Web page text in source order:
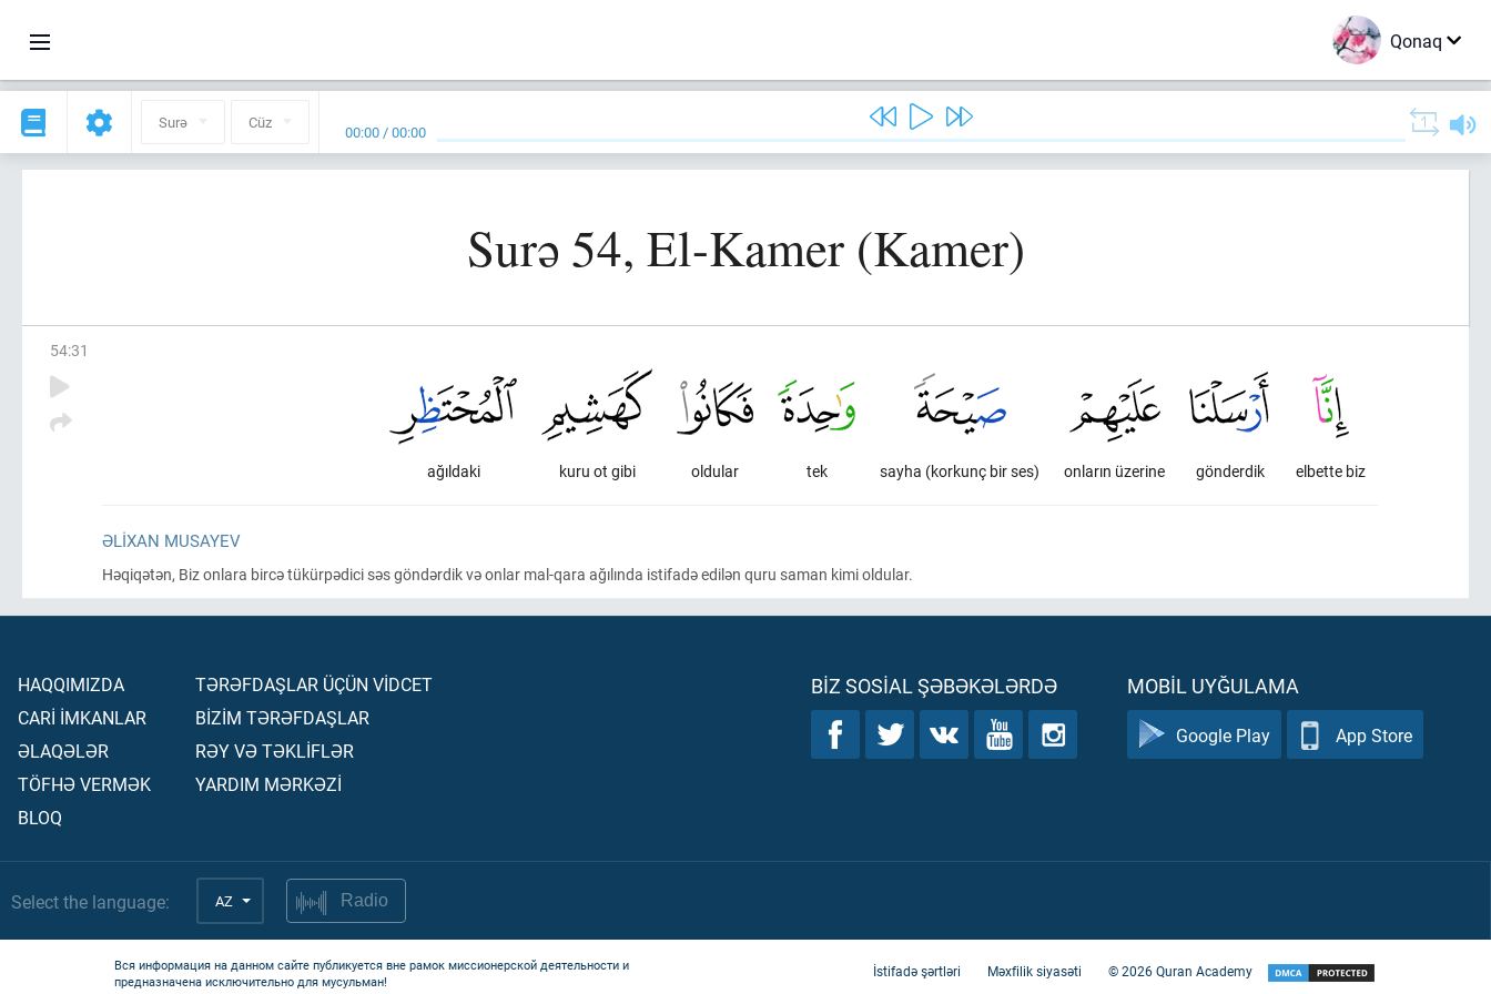
Qonaq
Surə Cüz 00:00 /00:00
Surə 54, El-Kamer (Kamer)
54:31
elbette biz
gönderdik
onların üzerine
sayha (korkunç bir ses)
tek
oldular
kuru ot gibi
ağıldaki
ƏLIXAN MUSAYEV
Həqiqətən, Biz onlara bircə tükürpədici səs göndərdik və onlar mal-qara ağılında istifadə edilən quru saman kimi oldular.
HAQQIMIZDA
CARİ İMKANLAR
ƏLAQƏLƏR
TÖFHƏ VERMƏK
BLOQ
TƏRƏFDAŞLAR ÜÇÜN VİDCET
BİZİM TƏRƏFDAŞLAR
RƏY VƏ TƏKLİFLƏR
YARDIM MƏRKƏZİ
BIZ SOSIAL ŞƏBƏKƏLƏRDƏ MOBIL UYĞULAMA
Google Play App Store
Select the language: AZ Radio
Вся информация на данном сайте публикуется вне рамок миссионерской деятельности и
предназначена исключительно для мусульман!
İstifadə şərtləri Məxfilik siyasəti ©2026Quran Academy